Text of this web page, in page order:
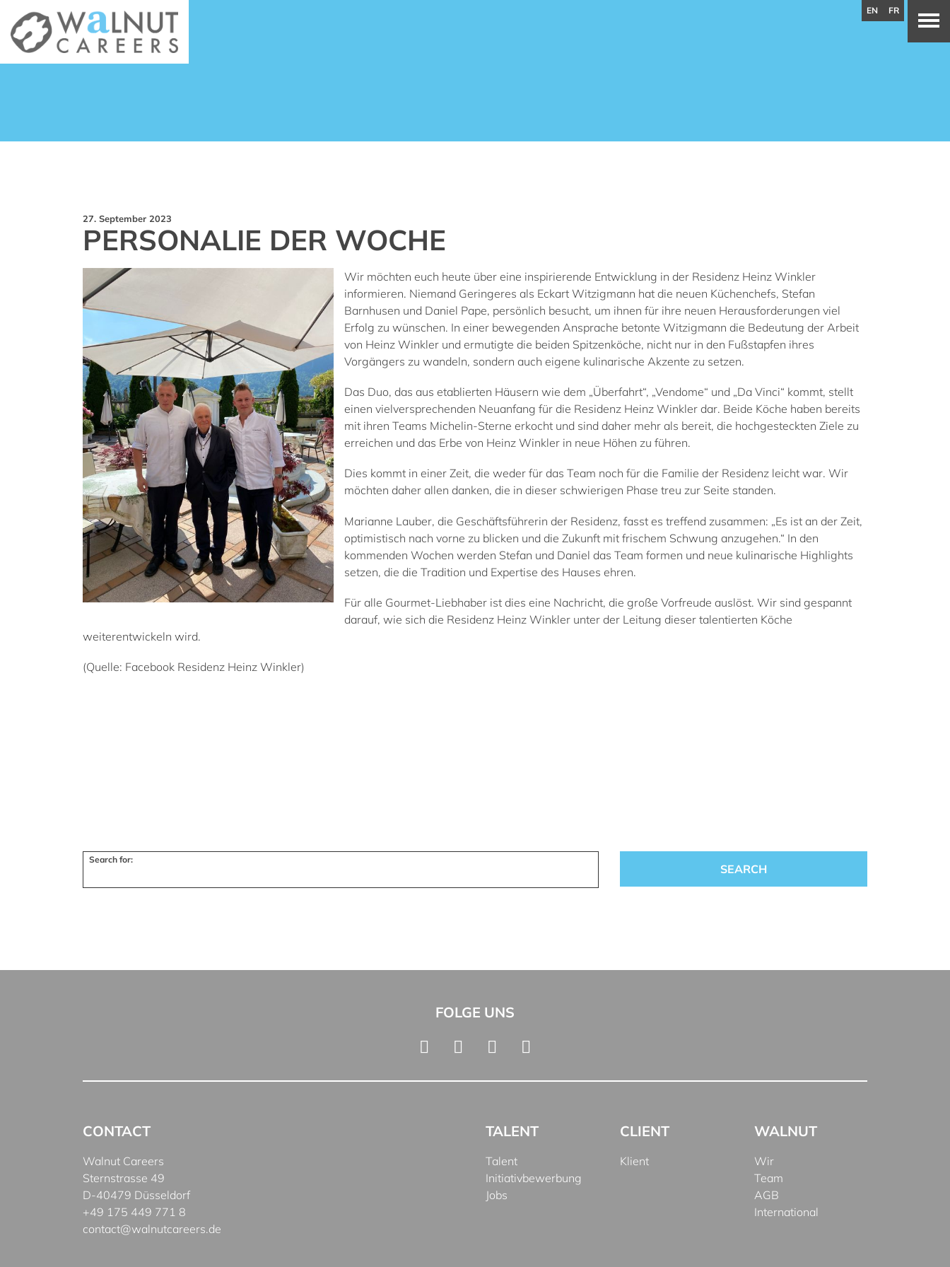
27. September 2023
PERSONALIE DER WOCHE
Wir möchten euch heute über eine inspirierende Entwicklung in der Residenz Heinz Winkler
informieren. Niemand Geringeres als Eckart Witzigmann hat die neuen Küchenchefs, Stefan
Barnhusen und Daniel Pape, persönlich besucht, um ihnen für ihre neuen Herausforderungen viel
Erfolg zu wünschen. In einer bewegenden Ansprache betonte Witzigmann die Bedeutung der Arbeit
von Heinz Winkler und ermutigte die beiden Spitzenköche, nicht nur in den Fußstapfen ihres
Vorgängers zu wandeln, sondern auch eigene kulinarische Akzente zu setzen.
Das Duo, das aus etablierten Häusern wie dem „Überfahrt“, „Vendome“ und „Da Vinci“ kommt, stellt
einen vielversprechenden Neuanfang für die Residenz Heinz Winkler dar. Beide Köche haben bereits
mit ihren Teams Michelin-Sterne erkocht und sind daher mehr als bereit, die hochgesteckten Ziele zu
erreichen und das Erbe von Heinz Winkler in neue Höhen zu führen.
Dies kommt in einer Zeit, die weder für das Team noch für die Familie der Residenz leicht war. Wir
möchten daher allen danken, die in dieser schwierigen Phase treu zur Seite standen.
Marianne Lauber, die Geschäftsführerin der Residenz, fasst es treffend zusammen: „Es ist an der Zeit,
optimistisch nach vorne zu blicken und die Zukunft mit frischem Schwung anzugehen.“ In den
kommenden Wochen werden Stefan und Daniel das Team formen und neue kulinarische Highlights
setzen, die die Tradition und Expertise des Hauses ehren.
Für alle Gourmet-Liebhaber ist dies eine Nachricht, die große Vorfreude auslöst. Wir sind gespannt
darauf, wie sich die Residenz Heinz Winkler unter der Leitung dieser talentierten Köche
weiterentwickeln wird.
(Quelle: Facebook Residenz Heinz Winkler)
Search for:
FOLGE UNS
CONTACT
Walnut Careers
Sternstrasse 49
D-40479 Düsseldorf
+49 175 449 771 8
contact@walnutcareers.de
TALENT
Talent
Initiativbewerbung
Jobs
CLIENT
Klient
WALNUT
Wir
Team
AGB
International
EN FR